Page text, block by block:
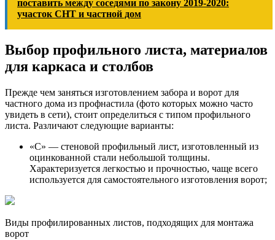
поставить между соседями по закону 2019-2020:
участок СНТ и частной дом
Выбор профильного листа, материалов
для каркаса и столбов
Прежде чем заняться изготовлением забора и ворот для
частного дома из профнастила (фото которых можно часто
увидеть в сети), стоит определиться с типом профильного
листа. Различают следующие варианты:
«С» — стеновой профильный лист, изготовленный из
оцинкованной стали небольшой толщины.
Характеризуется легкостью и прочностью, чаще всего
используется для самостоятельного изготовления ворот;
Виды профилированных листов, подходящих для монтажа
ворот